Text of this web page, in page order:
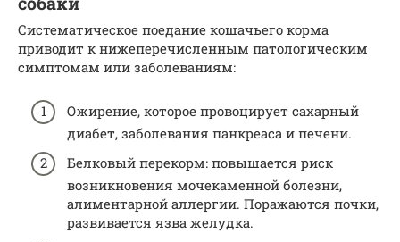
Систематическое поедание кошачьего корма
приводит к нижеперечисленным патологическим
симптомам или заболеваниям:
Ожирение, которое провоцирует сахарный
диабет, заболевания панкреаса и печени.
Белковый перекорм: повышается риск
возникновения мочекаменной болезни,
алиментарной аллергии. Поражаются почки,
развивается язва желудка.